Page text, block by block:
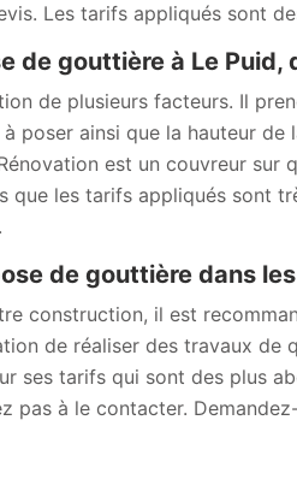
Les tarifs appliqués sont
de gouttière à Le Puid,
de plusieurs facteurs. Il
poser ainsi que la hauteur de
est un couvreur sur
les tarifs appliqués sont
de gouttière dans
construction, il est
de réaliser des travaux de
ses tarifs qui sont des plus
pas à le contacter.